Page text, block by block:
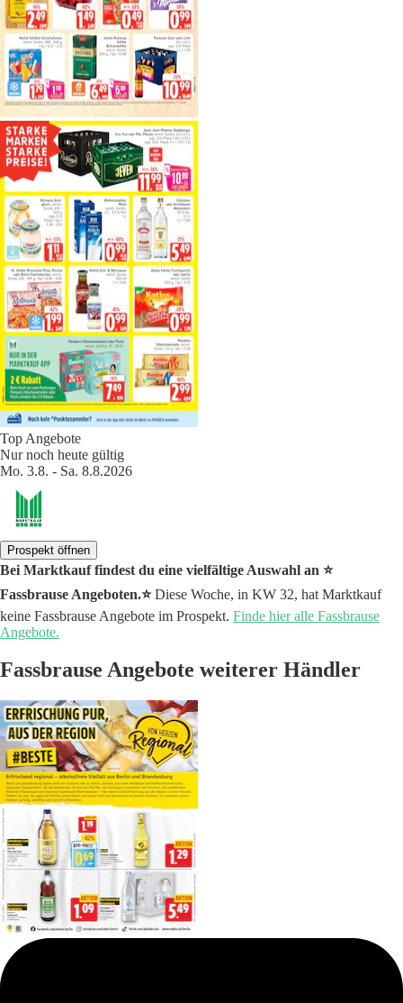
Top Angebote
Nur noch heute gültig
Mo. 3.8. - Sa. 8.8.2026
Prospekt öffnen
Bei Marktkauf findest du eine vielfältige Auswahl an ⭐️
Fassbrause Angeboten.⭐️Diese Woche, in KW 32, hat Marktkauf
keine Fassbrause Angebote im Prospekt. Finde hier alle Fassbrause
Angebote.
Fassbrause Angebote weiterer Händler